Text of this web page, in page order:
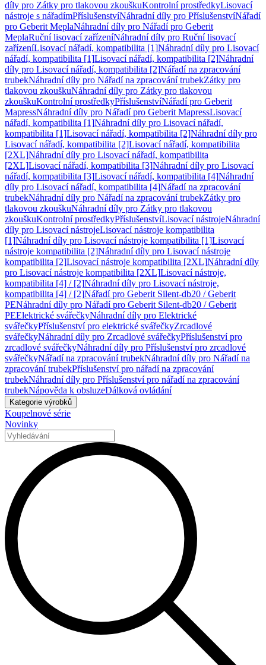
díly pro Zátky pro tlakovou zkouškuKontrolní prostředkyLisovací
nástroje s nářadímPříslušenstvíNáhradní díly pro PříslušenstvíNářadí
pro Geberit MeplaNáhradní díly pro Nářadí pro Geberit
MeplaRuční lisovací zařízeníNáhradní díly pro Ruční lisovací
zařízeníLisovací nářadí, kompatibilita [1]Náhradní díly pro Lisovací
nářadí, kompatibilita [1]Lisovací nářadí, kompatibilita [2]Náhradní
díly pro Lisovací nářadí, kompatibilita [2]Nářadí na zpracování
trubekNáhradní díly pro Nářadí na zpracování trubekZátky pro
tlakovou zkouškuNáhradní díly pro Zátky pro tlakovou
zkouškuKontrolní prostředkyPříslušenstvíNářadí pro Geberit
MapressNáhradní díly pro Nářadí pro Geberit MapressLisovací
nářadí, kompatibilita [1]Náhradní díly pro Lisovací nářadí,
kompatibilita [1]Lisovací nářadí, kompatibilita [2]Náhradní díly pro
Lisovací nářadí, kompatibilita [2]Lisovací nářadí, kompatibilita
[2XL]Náhradní díly pro Lisovací nářadí, kompatibilita
[2XL]Lisovací nářadí, kompatibilita [3]Náhradní díly pro Lisovací
nářadí, kompatibilita [3]Lisovací nářadí, kompatibilita [4]Náhradní
díly pro Lisovací nářadí, kompatibilita [4]Nářadí na zpracování
trubekNáhradní díly pro Nářadí na zpracování trubekZátky pro
tlakovou zkouškuNáhradní díly pro Zátky pro tlakovou
zkouškuKontrolní prostředkyPříslušenstvíLisovací nástrojeNáhradní
díly pro Lisovací nástrojeLisovací nástroje kompatibilita
[1]Náhradní díly pro Lisovací nástroje kompatibilita [1]Lisovací
nástroje kompatibilita [2]Náhradní díly pro Lisovací nástroje
kompatibilita [2]Lisovací nástroje kompatibilita [2XL]Náhradní díly
pro Lisovací nástroje kompatibilita [2XL]Lisovací nástroje,
kompatibilita [4] / [2]Náhradní díly pro Lisovací nástroje,
kompatibilita [4] / [2]Nářadí pro Geberit Silent-db20 / Geberit
PENáhradní díly pro Nářadí pro Geberit Silent-db20 / Geberit
PEElektrické svářečkyNáhradní díly pro Elektrické
svářečkyPříslušenství pro elektrické svářečkyZrcadlové
svářečkyNáhradní díly pro Zrcadlové svářečkyPříslušenství pro
zrcadlové svářečkyNáhradní díly pro Příslušenství pro zrcadlové
svářečkyNářadí na zpracování trubekNáhradní díly pro Nářadí na
zpracování trubekPříslušenství pro nářadí na zpracování
trubekNáhradní díly pro Příslušenství pro nářadí na zpracování
trubekNápověda k obsluzeDálková ovládání
Kategorie výrobků
Koupelnové série
Novinky